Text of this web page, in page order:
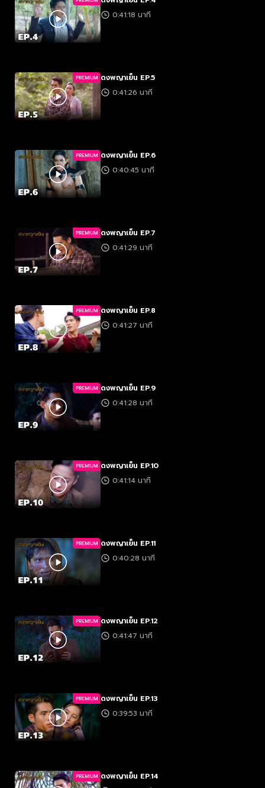
0:41:18 นาที
PREMIUM ดงพญาเย็น EP.5
0:41:26 นาที
PREMIUM ดงพญาเย็น EP.6
0:40:45 นาที
PREMIUM ดงพญาเย็น EP.7
0:41:29 นาที
PREMIUM ดงพญาเย็น EP.8
0:41:27 นาที
PREMIUM ดงพญาเย็น EP.9
0:41:28 นาที
PREMIUM ดงพญาเย็น EP.10
0:41:14 นาที
PREMIUM ดงพญาเย็น EP.11
0:40:28 นาที
PREMIUM ดงพญาเย็น EP.12
0:41:47 นาที
PREMIUM ดงพญาเย็น EP.13
0:39:53 นาที
PREMIUM ดงพญาเย็น EP.14